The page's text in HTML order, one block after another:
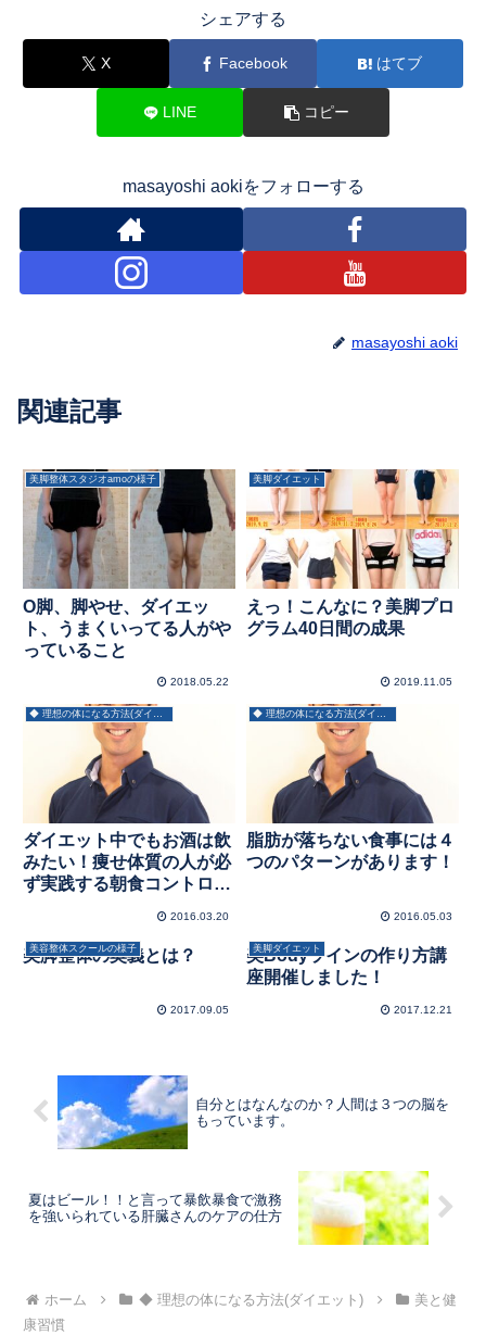
シェアする
X Facebook はてブ
LINE コピー
masayoshi aokiをフォローする
masayoshi aoki
関連記事
美脚整体スタジオamoの様子
O脚、脚やせ、ダイエッ
ト、うまくいってる人がや
っていること
2018.05.22
美脚ダイエット
えっ！こんなに？美脚プロ
グラム40日間の成果
2019.11.05
◆ 理想の体になる方法(ダイエット)
ダイエット中でもお酒は飲
みたい！痩せ体質の人が必
ず実践する朝食コントロー
2016.03.20
◆ 理想の体になる方法(ダイエット)
脂肪が落ちない食事には４
つのパターンがあります！
2016.05.03
美容整体スクールの様子
美脚整体の奥義とは？
2017.09.05
美脚ダイエット
美Bodyラインの作り方講
座開催しました！
2017.12.21
自分とはなんなのか？人間は３つの脳を
もっています。
夏はビール！！と言って暴飲暴食で激務
を強いられている肝臓さんのケアの仕方
ホーム ◆ 理想の体になる方法(ダイエット)
美と健
康習慣